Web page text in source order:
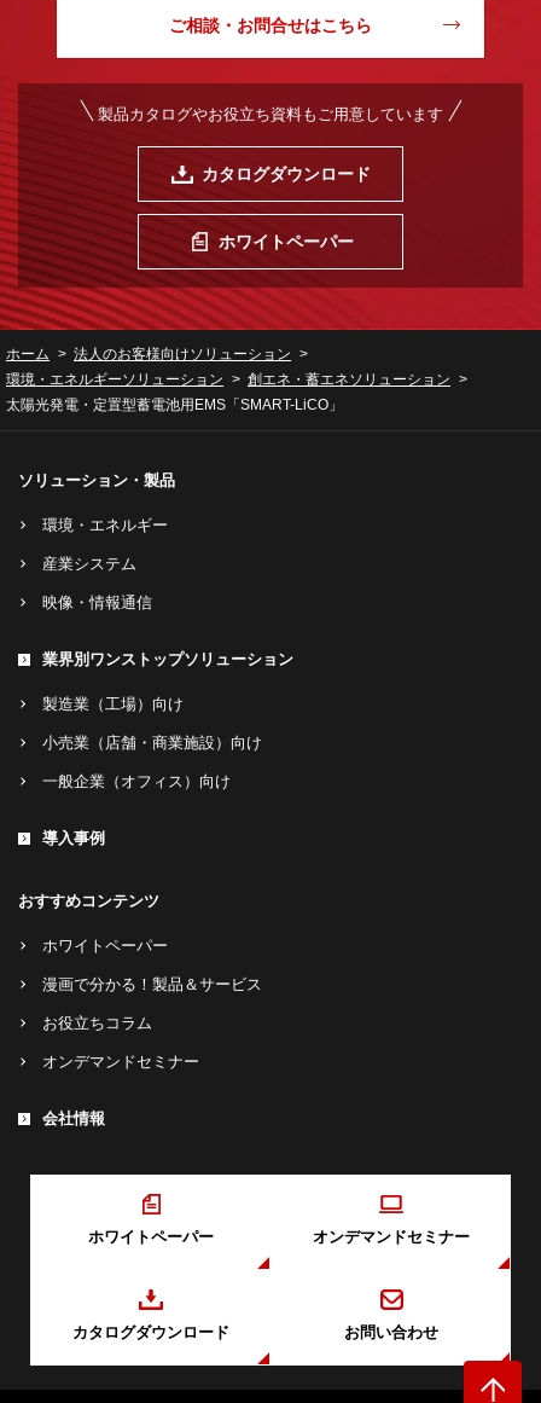
ご相談・お問合せはこちら
製品カタログやお役立ち資料もご用意しています
カタログダウンロード
ホワイトペーパー
ホーム
法人のお客様向けソリューション
環境・エネルギーソリューション
創エネ・蓄エネソリューション
太陽光発電・定置型蓄電池用EMS「SMART-LiCO」
ソリューション・製品
環境・エネルギー
産業システム
映像・情報通信
業界別ワンストップソリューション
製造業（工場）向け
小売業（店舗・商業施設）向け
一般企業（オフィス）向け
導入事例
おすすめコンテンツ
ホワイトペーパー
漫画で分かる！製品＆サービス
お役立ちコラム
オンデマンドセミナー
会社情報
ホワイトペーパー オンデマンドセミナー
カタログダウンロード お問い合わせ